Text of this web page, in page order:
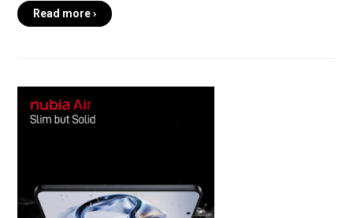
Read more ›